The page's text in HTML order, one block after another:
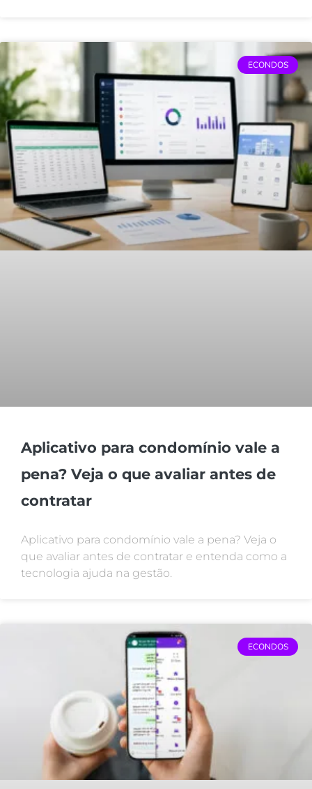
ECONDOS
Aplicativo para condomínio vale a
pena? Veja o que avaliar antes de
contratar
Aplicativo para condomínio vale a pena? Veja o
que avaliar antes de contratar e entenda como a
tecnologia ajuda na gestão.
ECONDOS